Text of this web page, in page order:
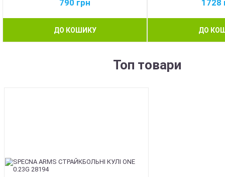
790 грн
ДО КОШИКУ
1728
ДО
Топ товари